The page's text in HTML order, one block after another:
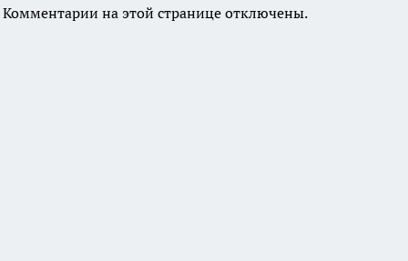
Комментарии на этой странице отключены.